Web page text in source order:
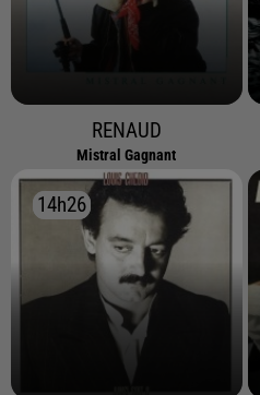
RENAUD
Mistral Gagnant
14h26
14h26